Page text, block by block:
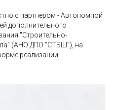
с партнером - Автономной
дополнительного
"Строительно-
(АНО ДПО "СТБШ"), на
реализации